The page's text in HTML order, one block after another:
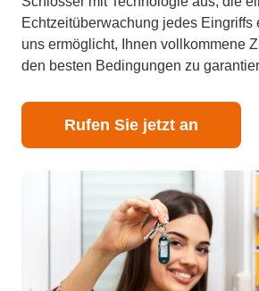
Echtzeitüberwachung jedes Eingriffs
uns ermöglicht, Ihnen vollkommene
den besten Bedingungen zu
Rufen Sie jetzt an